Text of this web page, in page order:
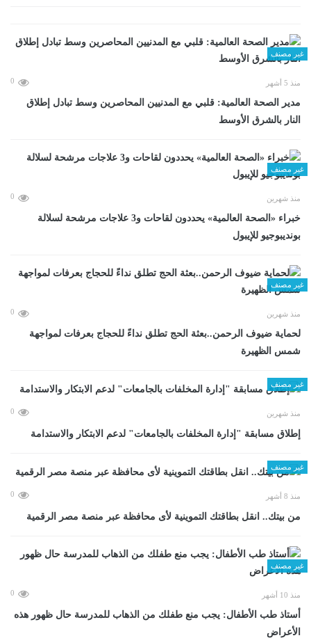
غير مصنف
منذ 5 أشهر 0
مدير الصحة العالمية: قلبي مع المدنيين المحاصرين وسط تبادل إطلاق
النار بالشرق الأوسط
غير مصنف
منذ شهرين 0
خبراء «الصحة العالمية» يحددون لقاحات و3 علاجات مرشحة لسلالة
بونديبوجيو للإيبول
غير مصنف
منذ شهرين 0
لحماية ضيوف الرحمن..بعثة الحج تطلق نداءً للحجاج بعرفات لمواجهة
شمس الظهيرة
غير مصنف
منذ شهرين 0
إطلاق مسابقة "إدارة المخلفات بالجامعات" لدعم الابتكار والاستدامة
غير مصنف
منذ 8 أشهر 0
من بيتك.. انقل بطاقتك التموينية لأى محافظة عبر منصة مصر الرقمية
غير مصنف
منذ 10 أشهر 0
أستاذ طب الأطفال: يجب منع طفلك من الذهاب للمدرسة حال ظهور هذه
الأعراض